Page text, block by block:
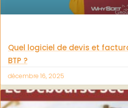
Quel logiciel de devis et
BTP ?
décembre 16, 2025